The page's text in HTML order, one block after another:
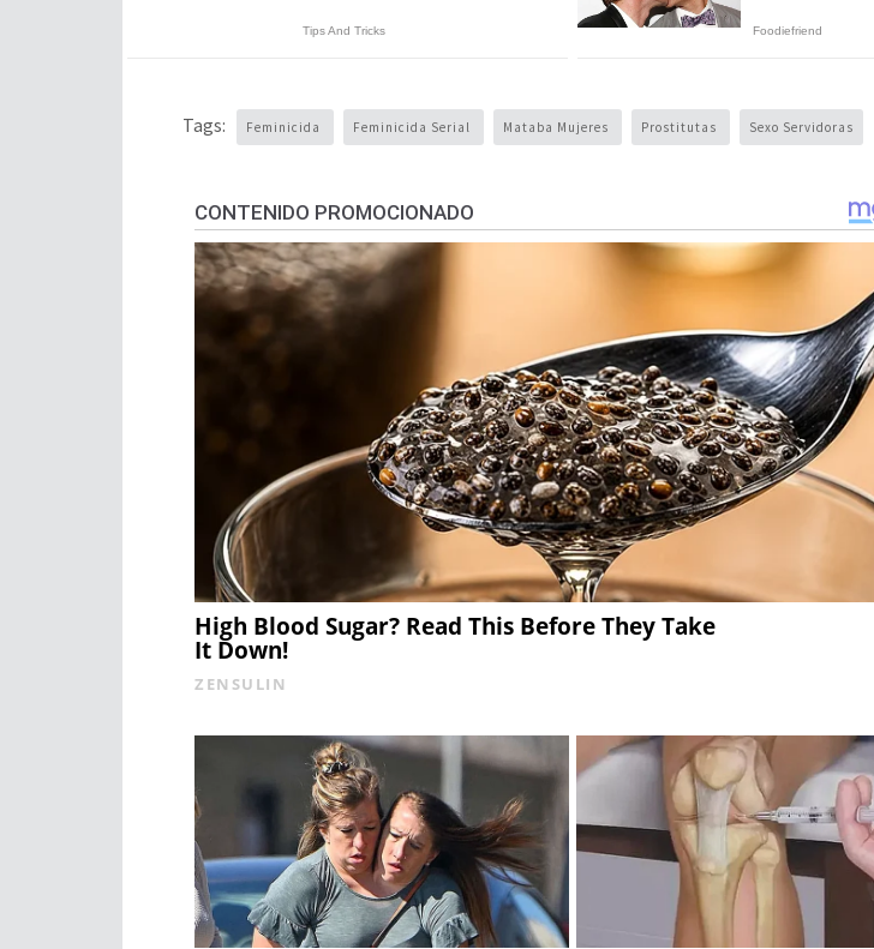
Tags: Feminicida Feminicida Serial Mataba Mujeres Prostitutas Sexo Servidoras
CONTENIDO PROMOCIONADO
High Blood Sugar? Read This Before They Take
It Down!
ZENSULIN